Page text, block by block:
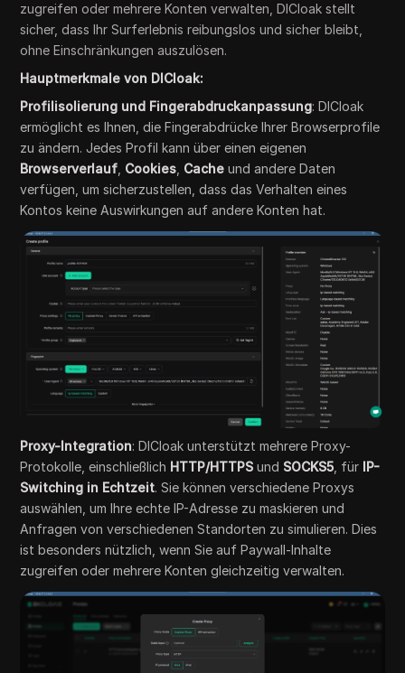
zugreifen oder mehrere Konten verwalten, DICloak stellt
sicher, dass Ihr Surferlebnis reibungslos und sicher bleibt,
ohne Einschränkungen auszulösen.
Hauptmerkmale von DICloak:
Profilisolierung und Fingerabdruckanpassung: DICloak
ermöglicht es Ihnen, die Fingerabdrücke Ihrer Browserprofile
zu ändern. Jedes Profil kann über einen eigenen
Browserverlauf Cookies Cache und andere Daten
verfügen, um sicherzustellen, dass das Verhalten eines
Kontos keine Auswirkungen auf andere Konten hat.
Proxy-Integration: DICloak unterstützt mehrere Proxy-
Protokolle, einschließlich HTTP/HTTPS und SOCKS5 , für IP-
Switching in Echtzeit. Sie können verschiedene Proxys
auswählen, um Ihre echte IP-Adresse zu maskieren und
Anfragen von verschiedenen Standorten zu simulieren. Dies
ist besonders nützlich, wenn Sie auf Paywall-Inhalte
zugreifen oder mehrere Konten gleichzeitig verwalten.